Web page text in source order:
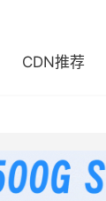
CDN推荐